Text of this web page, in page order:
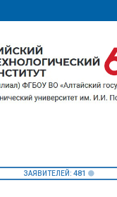
ЗАЯВИТЕЛЕЙ: 481